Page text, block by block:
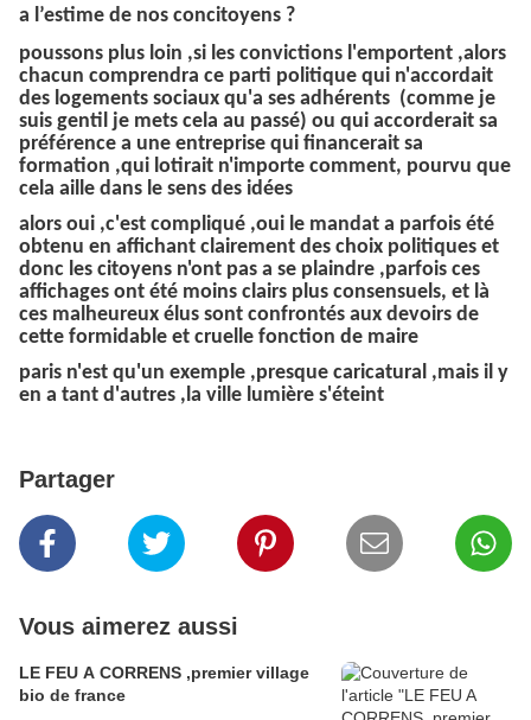
a l’estime de nos concitoyens ?
poussons plus loin ,si les convictions l'emportent ,alors
chacun comprendra ce parti politique qui n'accordait
des logements sociaux qu'a ses adhérents (comme je
suis gentil je mets cela au passé) ou qui accorderait sa
préférence a une entreprise qui financerait sa
formation ,qui lotirait n'importe comment, pourvu que
cela aille dans le sens des idées
alors oui ,c'est compliqué ,oui le mandat a parfois été
obtenu en affichant clairement des choix politiques et
donc les citoyens n'ont pas a se plaindre ,parfois ces
affichages ont été moins clairs plus consensuels, et là
ces malheureux élus sont confrontés aux devoirs de
cette formidable et cruelle fonction de maire
paris n'est qu'un exemple ,presque caricatural ,mais il y
en a tant d'autres ,la ville lumière s'éteint
Partager
Vous aimerez aussi
LE FEU A CORRENS ,premier village
bio de france